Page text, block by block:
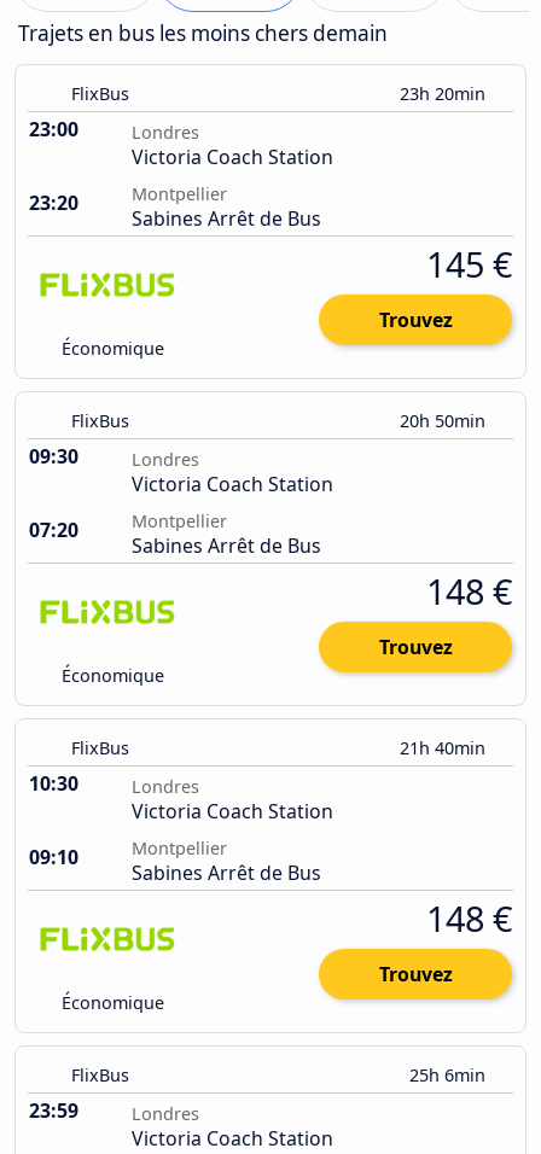
Trajets en bus les moins chers demain
FlixBus 23h 20min
23:00 Londres
Victoria Coach Station
23:20
Montpellier
Sabines Arrêt de Bus
Économique
145 €
Trouvez
FlixBus 20h 50min
09:30 Londres
Victoria Coach Station
07:20
Montpellier
Sabines Arrêt de Bus
Économique
148 €
Trouvez
FlixBus 21h 40min
10:30 Londres
Victoria Coach Station
09:10
Montpellier
Sabines Arrêt de Bus
Économique
148 €
Trouvez
FlixBus 25h 6min
23:59 Londres
Victoria Coach Station